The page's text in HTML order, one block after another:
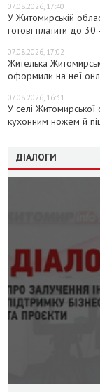
07.08.2026, 17:40
У Житомирській
готові платити до 30
07.08.2026, 17:02
Жителька
оформили на неї
07.08.2026, 16:31
У селі Житомирської
кухонним ножем й
ДІАЛОГИ